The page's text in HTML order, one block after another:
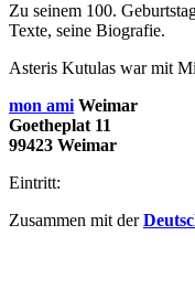
Zu seinem 100.
Texte, seine Biografie.
Asteris Kutulas war mit
mon amiWeimar
Goetheplat 11
99423 Weimar
Eintritt:
Zusammen mit der